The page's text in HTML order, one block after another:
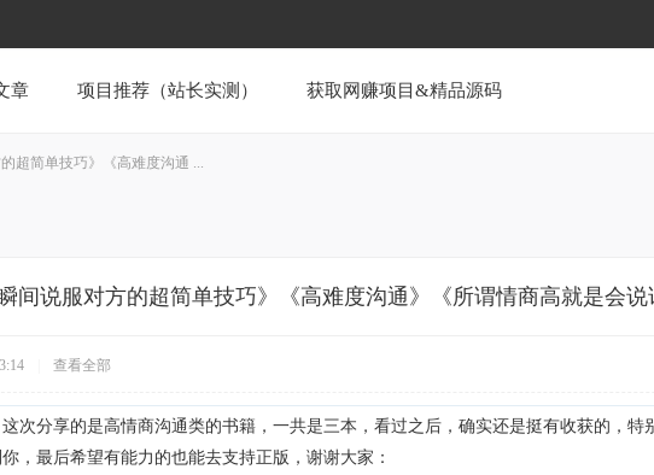
章 项目推荐（站长实测） 获取网赚项目&精品源码
超简单技巧》《高难度沟通 ...
间说服对方的超简单技巧》《高难度沟通》《所谓情商高就是会说
查看全部
次分享的是高情商沟通类的书籍，一共是三本，看过之后，确实还是挺有收获的，特
，最后希望有能力的也能去支持正版，谢谢大家：